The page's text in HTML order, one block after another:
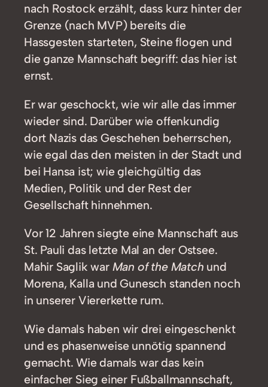
nach Rostock erzählt, dass kurz hinter der
Grenze (nach MVP) bereits die
Hassgesten starteten, Steine flogen und
die ganze Mannschaft begriff: das hier ist
ernst.
Er war geschockt, wie wir alle das immer
wieder sind. Darüber wie offenkundig
dort Nazis das Geschehen beherrschen,
wie egal das den meisten in der Stadt und
bei Hansa ist; wie gleichgültig das
Medien, Politik und der Rest der
Gesellschaft hinnehmen.
Vor 12 Jahren siegte eine Mannschaft aus
St. Pauli das letzte Mal an der Ostsee.
Mahir Saglik war Man of the Match und
Morena, Kalla und Gunesch standen noch
in unserer Viererkette rum.
Wie damals haben wir drei eingeschenkt
und es phasenweise unnötig spannend
gemacht. Wie damals war das kein
einfacher Sieg einer Fußballmannschaft,